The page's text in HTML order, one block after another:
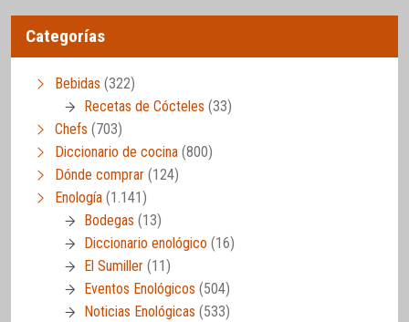
Categorías
Bebidas (322)
Recetas de Cócteles (33)
Chefs (703)
Diccionario de cocina (800)
Dónde comprar (124)
Enología (1.141)
Bodegas (13)
Diccionario enológico (16)
El Sumiller (11)
Eventos Enológicos (504)
Noticias Enológicas (533)